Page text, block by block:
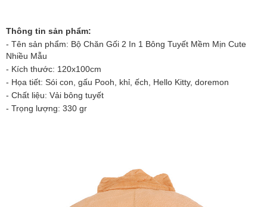
Thông tin sản phẩm:
- Tên sản phẩm: Bộ Chăn Gối 2 In 1 Bông Tuyết Mềm Mịn Cute
Nhiều Mẫu
- Kích thước: 120x100cm
- Họa tiết: Sói con, gấu Pooh, khỉ, ếch, Hello Kitty, doremon
- Chất liệu: Vải bông tuyết
- Trọng lượng: 330 gr